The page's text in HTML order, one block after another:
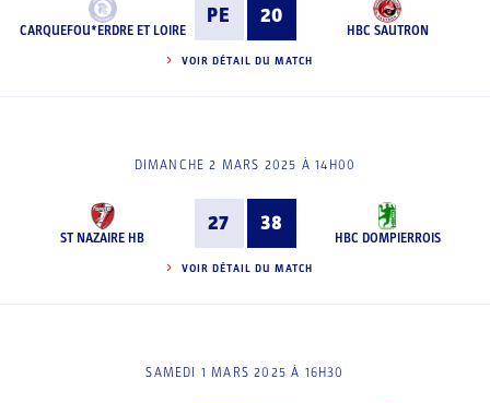
CARQUEFOU*ERDRE ET LOIRE
PE 20
HBC SAUTRON
VOIR DÉTAIL DU MATCH
DIMANCHE 2 MARS 2025 À 14H00
ST NAZAIRE HB
27 38
HBC DOMPIERROIS
VOIR DÉTAIL DU MATCH
SAMEDI 1 MARS 2025 À 16H30